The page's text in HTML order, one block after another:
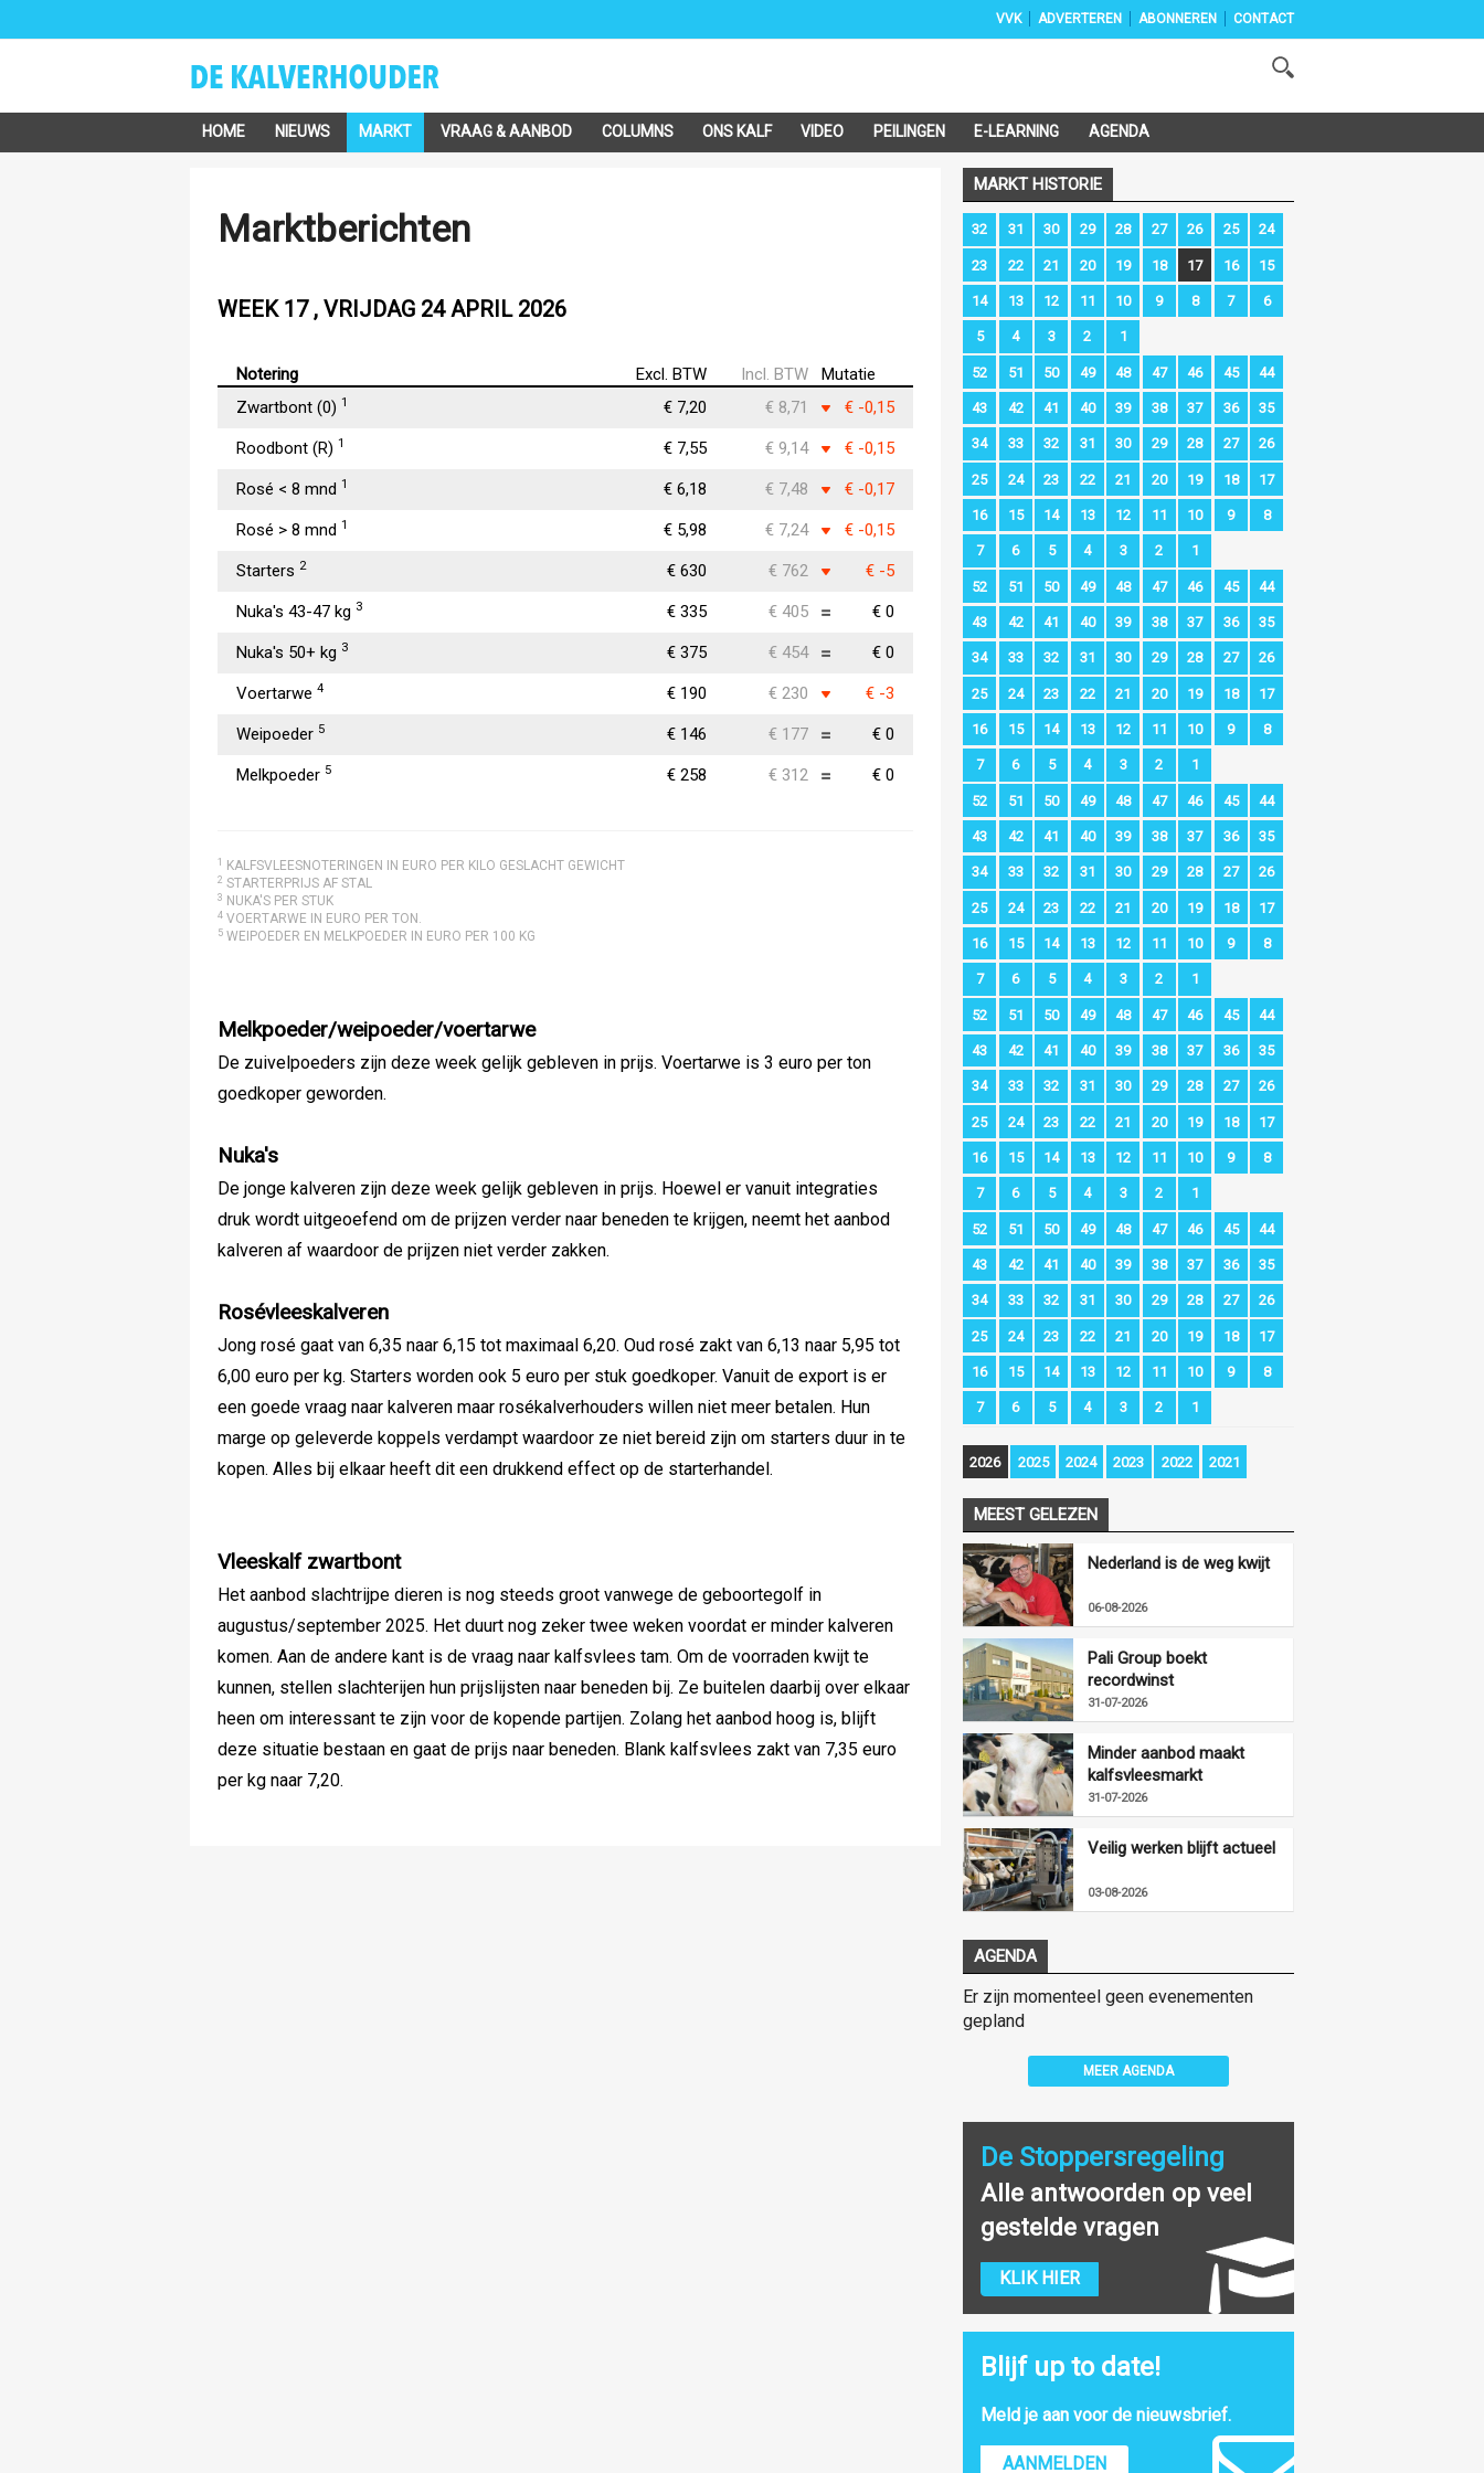
HOME NIEUWS MARKT VRAAG & AANBOD COLUMNS ONS KALF VIDEO PEILINGEN E-LEARNING AGENDA
VVK ADVERTEREN ABONNEREN CONTACT
Marktberichten
WEEK 17 , VRIJDAG 24 APRIL 2026
Notering Excl. BTW Incl. BTW
Mutatie
Zwartbont (0) 1 € 7,20 € 8,71 € -0,15
Roodbont (R) 1 € 7,55 € 9,14 € -0,15
Rosé < 8 mnd 1 € 6,18 € 7,48 € -0,17
Rosé > 8 mnd 1 € 5,98 € 7,24 € -0,15
Starters 2 € 630 € 762 € -5
Nuka's 43-47 kg 3 € 335 € 405 € 0
Nuka's 50+ kg 3 € 375 € 454 € 0
Voertarwe 4 € 190 € 230 € -3
Weipoeder 5 € 146 € 177 € 0
Melkpoeder 5 € 258 € 312 € 0
1 KALFSVLEESNOTERINGEN IN EURO PER KILO GESLACHT GEWICHT
2 STARTERPRIJS AF STAL
3 NUKA'S PER STUK
4 VOERTARWE IN EURO PER TON.
5 WEIPOEDER EN MELKPOEDER IN EURO PER 100 KG
Melkpoeder/weipoeder/voertarwe
De zuivelpoeders zijn deze week gelijk gebleven in prijs. Voertarwe is 3 euro per ton
goedkoper geworden.
Nuka's
De jonge kalveren zijn deze week gelijk gebleven in prijs. Hoewel er vanuit integraties
druk wordt uitgeoefend om de prijzen verder naar beneden te krijgen, neemt het aanbod
kalveren af waardoor de prijzen niet verder zakken.
Rosévleeskalveren
Jong rosé gaat van 6,35 naar 6,15 tot maximaal 6,20. Oud rosé zakt van 6,13 naar 5,95 tot
6,00 euro per kg. Starters worden ook 5 euro per stuk goedkoper. Vanuit de export is er
een goede vraag naar kalveren maar rosékalverhouders willen niet meer betalen. Hun
marge op geleverde koppels verdampt waardoor ze niet bereid zijn om starters duur in te
kopen. Alles bij elkaar heeft dit een drukkend effect op de starterhandel.
Vleeskalf zwartbont
Het aanbod slachtrijpe dieren is nog steeds groot vanwege de geboortegolf in
augustus/september 2025. Het duurt nog zeker twee weken voordat er minder kalveren
komen. Aan de andere kant is de vraag naar kalfsvlees tam. Om de voorraden kwijt te
kunnen, stellen slachterijen hun prijslijsten naar beneden bij. Ze buitelen daarbij over elkaar
heen om interessant te zijn voor de kopende partijen. Zolang het aanbod hoog is, blijft
deze situatie bestaan en gaat de prijs naar beneden. Blank kalfsvlees zakt van 7,35 euro
per kg naar 7,20.
MARKT HISTORIE
32 31 30 29 28 27 26 25 24
23 22 21 20 19 18 17 16 15
14 13 12 11 10 9 8 7 6
5 4 3 2 1
52 51 50 49 48 47 46 45 44
43 42 41 40 39 38 37 36 35
34 33 32 31 30 29 28 27 26
25 24 23 22 21 20 19 18 17
16 15 14 13 12 11 10 9 8
7 6 5 4 3 2 1
52 51 50 49 48 47 46 45 44
43 42 41 40 39 38 37 36 35
34 33 32 31 30 29 28 27 26
25 24 23 22 21 20 19 18 17
16 15 14 13 12 11 10 9 8
7 6 5 4 3 2 1
52 51 50 49 48 47 46 45 44
43 42 41 40 39 38 37 36 35
34 33 32 31 30 29 28 27 26
25 24 23 22 21 20 19 18 17
16 15 14 13 12 11 10 9 8
7 6 5 4 3 2 1
52 51 50 49 48 47 46 45 44
43 42 41 40 39 38 37 36 35
34 33 32 31 30 29 28 27 26
25 24 23 22 21 20 19 18 17
16 15 14 13 12 11 10 9 8
7 6 5 4 3 2 1
52 51 50 49 48 47 46 45 44
43 42 41 40 39 38 37 36 35
34 33 32 31 30 29 28 27 26
25 24 23 22 21 20 19 18 17
16 15 14 13 12 11 10 9 8
7 6 5 4 3 2 1
2026 2025 2024 2023 2022 2021
MEEST GELEZEN
Nederland is de weg kwijt
06-08-2026
Pali Group boekt
recordwinst
31-07-2026
Minder aanbod maakt
kalfsvleesmarkt
vriendelijker
31-07-2026
Veilig werken blijft actueel
03-08-2026
AGENDA
Er zijn momenteel geen evenementen
gepland
MEER AGENDA
De Stoppersregeling
Alle antwoorden op veel
gestelde vragen
KLIK HIER
Blijf up to date!
Meld je aan voor de nieuwsbrief.
AANMELDEN